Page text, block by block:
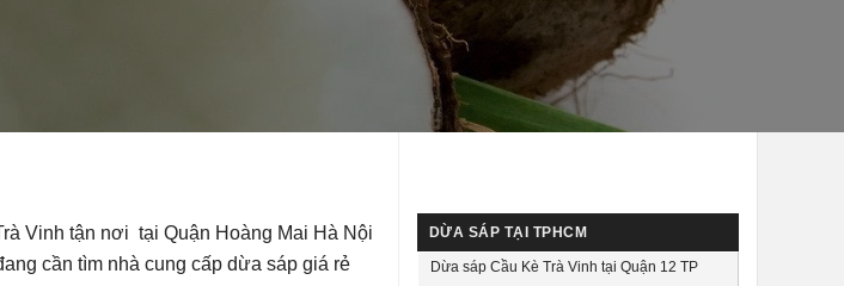
Vinh tận nơi tại Quận Hoàng Mai Hà Nội
cần tìm nhà cung cấp dừa sáp giá rẻ
DỪA SÁP TẠI TPHCM
Dừa sáp Cầu Kè Trà Vinh tại Quận 12 TP